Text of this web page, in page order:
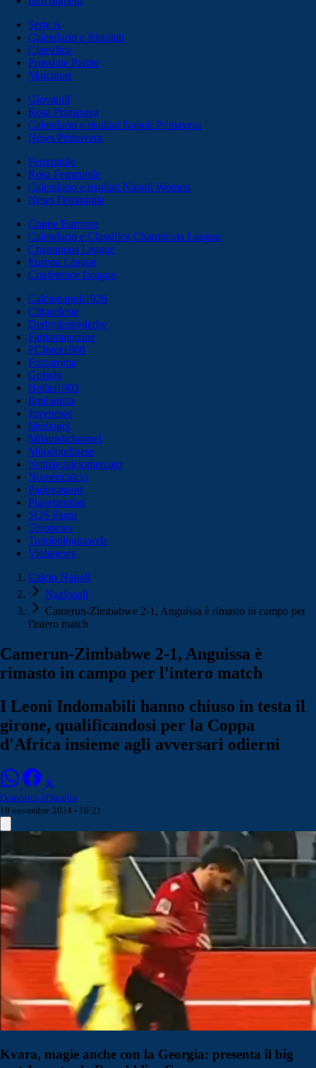
Serie A
Calendario e Risultati
Classifica
Prossime Partite
Marcatori
Giovanili
Rosa Primavera
Calendario e risultati Napoli Primavera
News Primavera
Femminile
Rosa Femminile
Calendario e risultati Napoli Women
News Femminile
Coppe Europee
Calendario e Classifica Champions League
Champions League
Europa League
Conference League
Calcionapoli1926
Cittaceleste
Derbyderbyderby
Fantamagazine
FCInter1908
Forzaroma
Golssip
Hellas1903
Ilmilanista
Juvenews
Mediagol
Milanistichannel
Mondoudinese
Notiziecalciomercato
Numericalcio
Padovasport
Pianetamilan
SOS Fanta
Toronews
Tuttobolognaweb
Violanews
Calcio Napoli
Nazionali
Camerun-Zimbabwe 2-1, Anguissa è rimasto in campo per
l'intero match
Camerun-Zimbabwe 2-1, Anguissa è
rimasto in campo per l'intero match
I Leoni Indomabili hanno chiuso in testa il
girone, qualificandosi per la Coppa
d'Africa insieme agli avversari odierni
Domenico D'Ausilio
19 novembre 2024 - 16:21
Kvara, magie anche con la Georgia: presenta il big